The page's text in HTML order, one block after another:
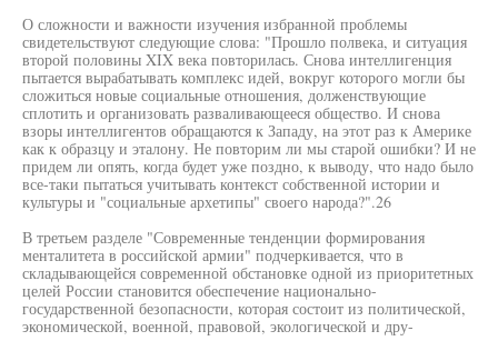
О сложности и важности изучения избранной проблемы
свидетельствуют следующие слова: "Прошло полвека, и ситуация
второй половины XIX века повторилась. Снова интеллигенция
пытается вырабатывать комплекс идей, вокруг которого могли бы
сложиться новые социальные отношения, долженствующие
сплотить и организовать разваливающееся общество. И снова
взоры интеллигентов обращаются к Западу, на этот раз к Америке
как к образцу и эталону. Не повторим ли мы старой ошибки? И не
придем ли опять, когда будет уже поздно, к выводу, что надо было
все-таки пытаться учитывать контекст собственной истории и
культуры и "социальные архетипы" своего народа?".26
В третьем разделе "Современные тенденции формирования
менталитета в российской армии" подчеркивается, что в
складывающейся современной обстановке одной из приоритетных
целей России становится обеспечение национально-
государственной безопасности, которая состоит из политической,
экономической, военной, правовой, экологической и дру-